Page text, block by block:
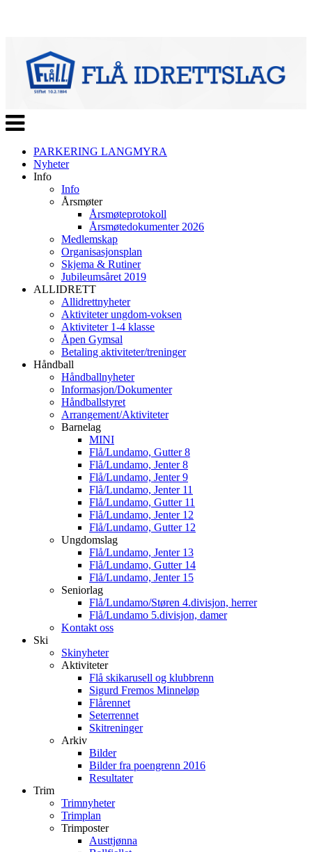
Veksle
navigasjon
PARKERING LANGMYRA
Nyheter
Info
Info
Årsmøter
Årsmøteprotokoll
Årsmøtedokumenter 2026
Medlemskap
Organisasjonsplan
Skjema & Rutiner
Jubileumsåret 2019
ALLIDRETT
Allidrettnyheter
Aktiviteter ungdom-voksen
Aktiviteter 1-4 klasse
Åpen Gymsal
Betaling aktiviteter/treninger
Håndball
Håndballnyheter
Informasjon/Dokumenter
Håndballstyret
Arrangement/Aktiviteter
Barnelag
MINI
Flå/Lundamo, Gutter 8
Flå/Lundamo, Jenter 8
Flå/Lundamo, Jenter 9
Flå/Lundamo, Jenter 11
Flå/Lundamo, Gutter 11
Flå/Lundamo, Jenter 12
Flå/Lundamo, Gutter 12
Ungdomslag
Flå/Lundamo, Jenter 13
Flå/Lundamo, Gutter 14
Flå/Lundamo, Jenter 15
Seniorlag
Flå/Lundamo/Støren 4.divisjon, herrer
Flå/Lundamo 5.divisjon, damer
Kontakt oss
Ski
Skinyheter
Aktiviteter
Flå skikarusell og klubbrenn
Sigurd Fremos Minneløp
Flårennet
Seterrennet
Skitreninger
Arkiv
Bilder
Bilder fra poengrenn 2016
Resultater
Trim
Trimnyheter
Trimplan
Trimposter
Austtjønna